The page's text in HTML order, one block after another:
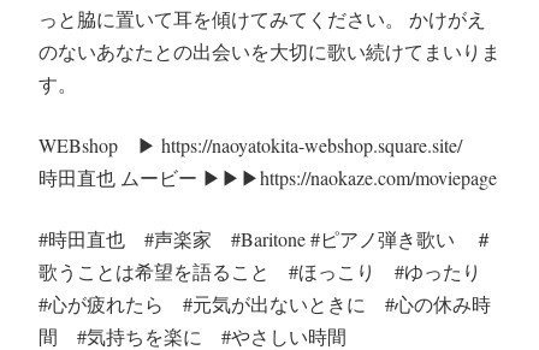
っと脇に置いて耳を傾けてみてください。 かけがえ
のないあなたとの出会いを大切に歌い続けてまいりま
す。
WEBshop ▶︎ https://naoyatokita-webshop.square.site/
時田直也 ムービー ▶︎▶︎▶︎https://naokaze.com/moviepage
#時田直也 #声楽家 #Baritone #ピアノ弾き歌い ＃
歌うことは希望を語ること #ほっこり #ゆったり
#心が疲れたら #元気が出ないときに #心の休み時
間 #気持ちを楽に #やさしい時間